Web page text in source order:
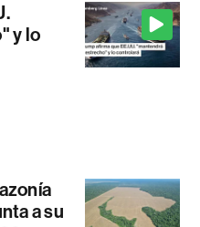
y lo
a su